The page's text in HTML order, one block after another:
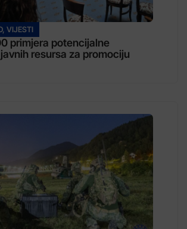
, VIJESTI
primjera potencijalne
resursa za promociju